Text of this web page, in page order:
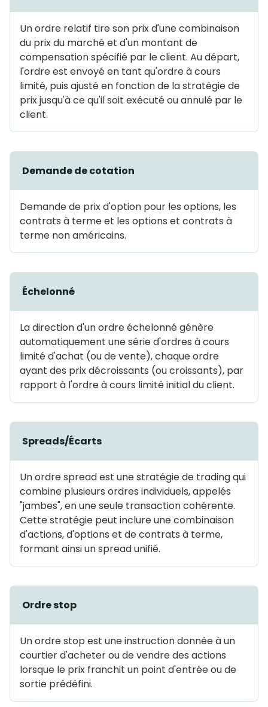
Un ordre relatif tire son prix d'une combinaison
du prix du marché et d'un montant de
compensation spécifié par le client. Au départ,
l'ordre est envoyé en tant qu'ordre à cours
limité, puis ajusté en fonction de la stratégie de
prix jusqu'à ce qu'il soit exécuté ou annulé par le
client.
Demande de cotation
Demande de prix d'option pour les options, les
contrats à terme et les options et contrats à
terme non américains.
Échelonné
La direction d'un ordre échelonné génère
automatiquement une série d'ordres à cours
limité d'achat (ou de vente), chaque ordre
ayant des prix décroissants (ou croissants), par
rapport à l'ordre à cours limité initial du client.
Spreads/Écarts
Un ordre spread est une stratégie de trading qui
combine plusieurs ordres individuels, appelés
"jambes", en une seule transaction cohérente.
Cette stratégie peut inclure une combinaison
d'actions, d'options et de contrats à terme,
formant ainsi un spread unifié.
Ordre stop
Un ordre stop est une instruction donnée à un
courtier d'acheter ou de vendre des actions
lorsque le prix franchit un point d'entrée ou de
sortie prédéfini.